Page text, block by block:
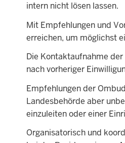
intern nicht lösen lassen.
Mit Empfehlungen und
erreichen, um möglichst
Die Kontaktaufnahme
nach vorheriger
Empfehlungen der
Landesbehörde aber
einzuleiten oder einer
Organisatorisch und